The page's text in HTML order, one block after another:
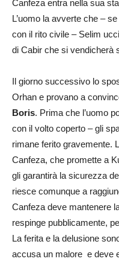
Canfeza entra nella sua
L’uomo la avverte che –
con il rito civile – Selim
di Cabir che si vendicherà
Il giorno successivo lo
Orhan e provano a
Boris. Prima che l’uomo
con il volto coperto – gli
rimane ferito gravemente.
Canfeza, che promette a
gli garantirà la sicurezza
riesce comunque a
Canfeza deve mantenere
respinge pubblicamente,
La ferita e la delusione
accusa un malore e deve